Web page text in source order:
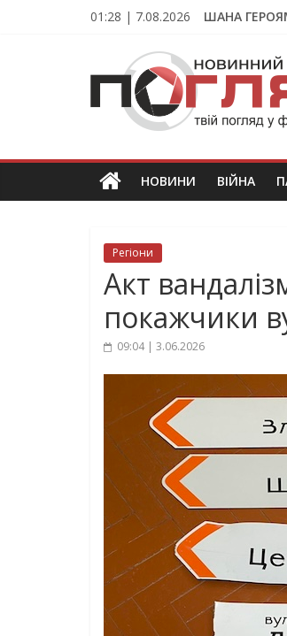
01:28 | 7.08.2026 ШАНА
ПОГЛЯД
Новини
Тернополя.
новини
та
НОВИНИ ВІЙНА
Регіони
Акт
покажчики
09:04 | 3.06.2026